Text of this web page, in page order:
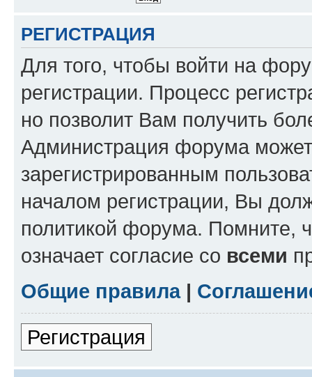
РЕГИСТРАЦИЯ
Для того, чтобы войти на
регистрации. Процесс
но позволит Вам получить
Администрация форума может
зарегистрированным
началом регистрации, Вы
политикой форума. Помните,
означает согласие со всеми
Общие правила|
Регистрация